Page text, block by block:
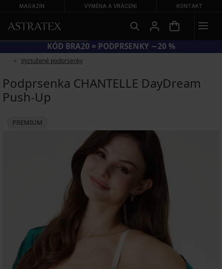
MAGAZÍN VÝMĚNA A VRÁCENÍ KONTAKT
KÓD BRA20 = PODPRSENKY −20 %
Vyztužené podprsenky
Podprsenka CHANTELLE DayDream
Push-Up
PREMIUM